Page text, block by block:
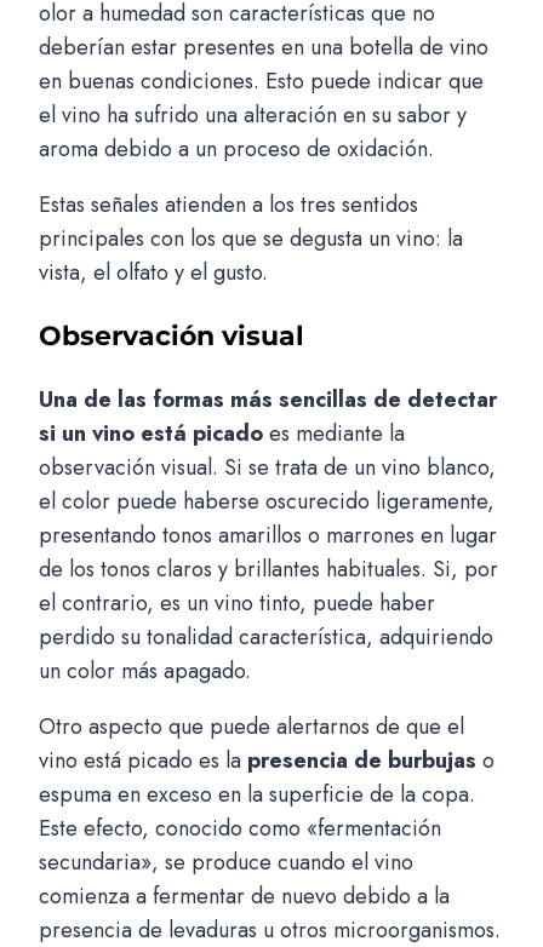
olor a humedad son características que no
deberían estar presentes en una botella de vino
en buenas condiciones. Esto puede indicar que
el vino ha sufrido una alteración en su sabor y
aroma debido a un proceso de oxidación.
Estas señales atienden a los tres sentidos
principales con los que se degusta un vino: la
vista, el olfato y el gusto.
Observación visual
Una de las formas más sencillas de detectar
si un vino está picadoes mediante la
observación visual. Si se trata de un vino blanco,
el color puede haberse oscurecido ligeramente,
presentando tonos amarillos o marrones en lugar
de los tonos claros y brillantes habituales. Si, por
el contrario, es un vino tinto, puede haber
perdido su tonalidad característica, adquiriendo
un color más apagado.
Otro aspecto que puede alertarnos de que el
vino está picado es la presencia de burbujas o
espuma en exceso en la superficie de la copa.
Este efecto, conocido como «fermentación
secundaria», se produce cuando el vino
comienza a fermentar de nuevo debido a la
presencia de levaduras u otros microorganismos.